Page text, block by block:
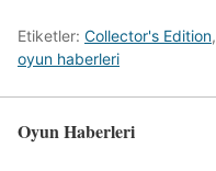
Etiketler: Collector's Edition,
oyun haberleri
Oyun Haberleri